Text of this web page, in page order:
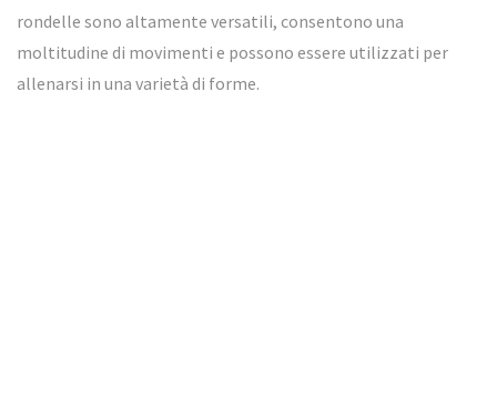
rondelle sono altamente versatili, consentono una
moltitudine di movimenti e possono essere utilizzati per
allenarsi in una varietà di forme.